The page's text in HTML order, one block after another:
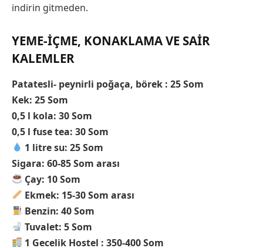
indirin gitmeden.
YEME-IÇME, KONAKLAMA VE SAIR
KALEMLER
Patatesli- peynirli poğaça, börek : 25 Som
Kek: 25 Som
0,5 l kola: 30 Som
0,5 l fuse tea: 30 Som
1 litre su: 25 Som
Sigara: 60-85 Som arası
Çay: 10 Som
Ekmek: 15-30 Som arası
Benzin: 40 Som
Tuvalet: 5 Som
1 Gecelik Hostel : 350-400 Som